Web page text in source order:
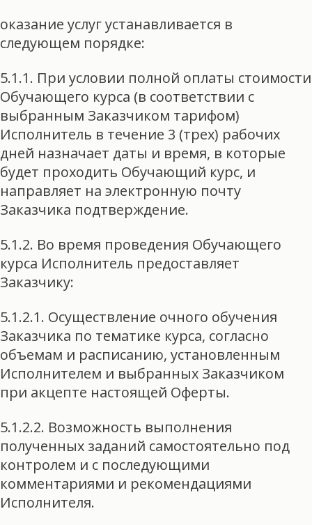
оказание услуг устанавливается в
следующем порядке:
5.1.1. При условии полной оплаты стоимости
Обучающего курса (в соответствии с
выбранным Заказчиком тарифом)
Исполнитель в течение 3 (трех) рабочих
дней назначает даты и время, в которые
будет проходить Обучающий курс, и
направляет на электронную почту
Заказчика подтверждение.
5.1.2. Во время проведения Обучающего
курса Исполнитель предоставляет
Заказчику:
5.1.2.1. Осуществление очного обучения
Заказчика по тематике курса, согласно
объемам и расписанию, установленным
Исполнителем и выбранных Заказчиком
при акцепте настоящей Оферты.
5.1.2.2. Возможность выполнения
полученных заданий самостоятельно под
контролем и с последующими
комментариями и рекомендациями
Исполнителя.